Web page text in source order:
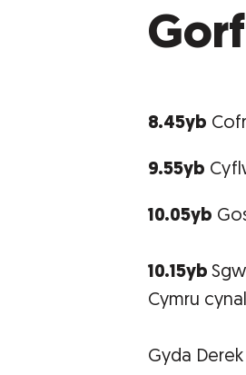
8.45yb
9.55yb
10.05yb
10.15yb
Cymru
Gyda